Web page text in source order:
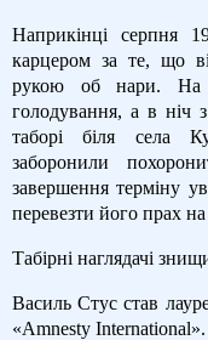
Наприкінці серпня
карцером за те, що
рукою об нари. На
голодування, а в ніч
таборі біля села
заборонили
завершення терміну
перевезти його прах
Табірні наглядачі
Василь Стус став
«Amnesty International».